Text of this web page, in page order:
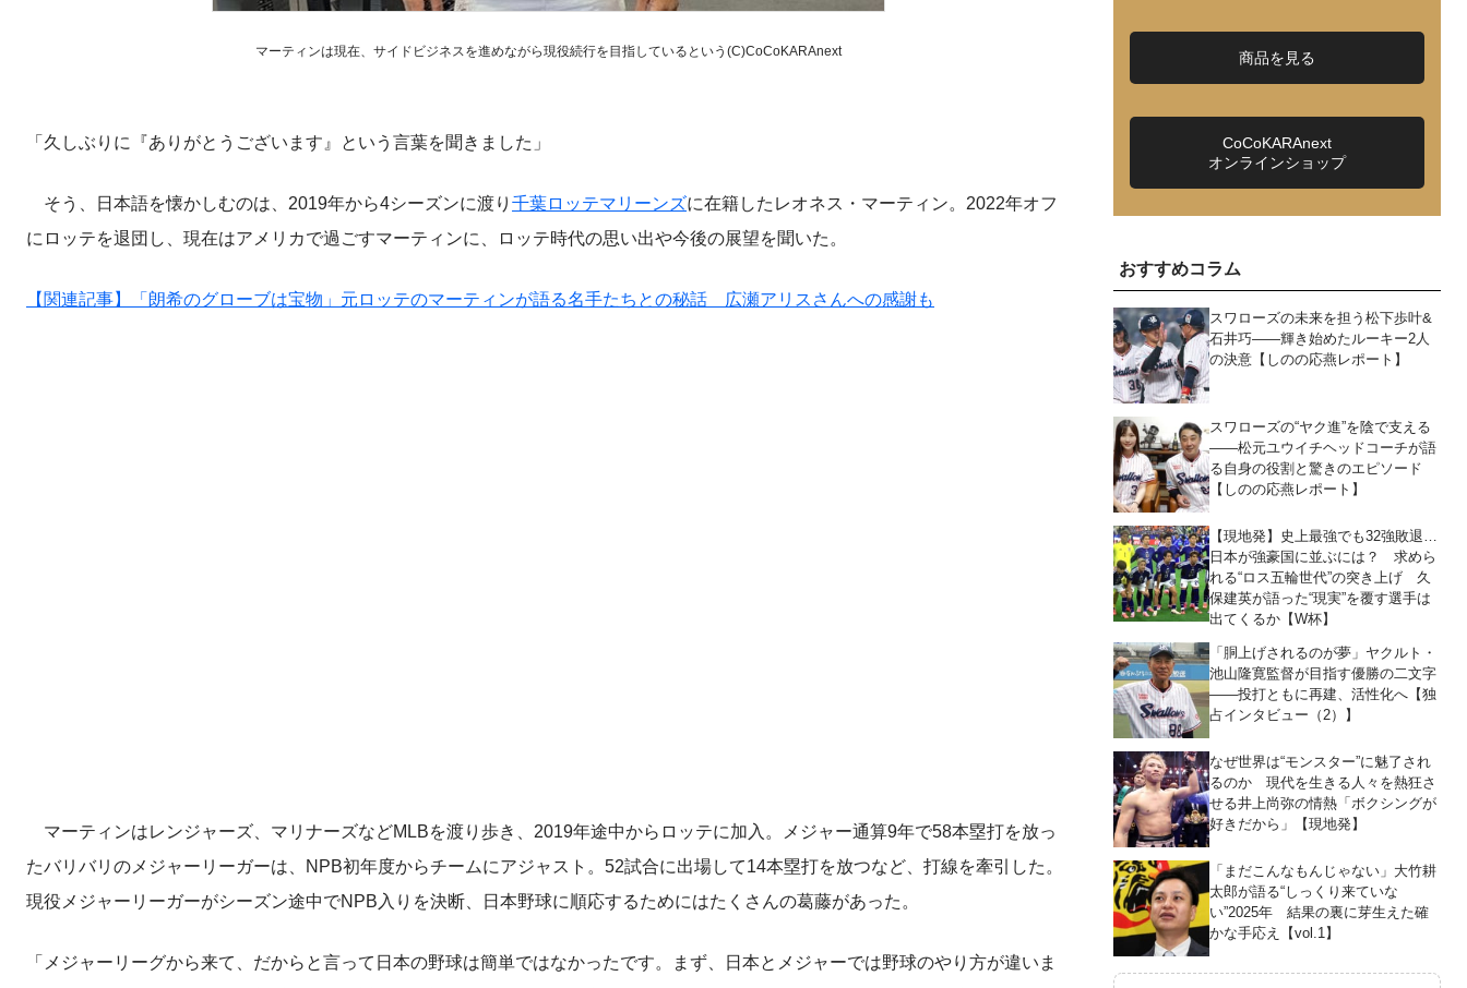
マーティンは現在、サイドビジネスを進めながら現役続行を目指しているという(C)CoCoKARAnext
「久しぶりに『ありがとうございます』という言葉を聞きました」
そう、日本語を懐かしむのは、2019年から4シーズンに渡り 千葉ロッテマリーンズに在籍したレオネス・マーティン。2022年オフ
にロッテを退団し、現在はアメリカで過ごすマーティンに、ロッテ時代の思い出や今後の展望を聞いた。
【関連記事】「朗希のグローブは宝物」元ロッテのマーティンが語る名手たちとの秘話 広瀬アリスさんへの感謝も
マーティンはレンジャーズ、マリナーズなどMLBを渡り歩き、2019年途中からロッテに加入。メジャー通算9年で58本塁打を放っ
たバリバリのメジャーリーガーは、NPB初年度からチームにアジャスト。52試合に出場して14本塁打を放つなど、打線を牽引した。
現役メジャーリーガーがシーズン途中でNPB入りを決断、日本野球に順応するためにはたくさんの葛藤があった。
「メジャーリーグから来て、だからと言って日本の野球は簡単ではなかったです。まず、日本とメジャーでは野球のやり方が違いま
商品を見る
CoCoKARAnext
オンラインショップ
おすすめコラム
スワローズの未来を担う松下歩叶&
石井巧――輝き始めたルーキー2人
の決意【しのの応燕レポート】
スワローズの“ヤク進”を陰で支える
――松元ユウイチヘッドコーチが語
る自身の役割と驚きのエピソード
【しのの応燕レポート】
【現地発】史上最強でも32強敗退…
日本が強豪国に並ぶには？ 求めら
れる“ロス五輪世代”の突き上げ 久
保建英が語った“現実”を覆す選手は
出てくるか【W杯】
「胴上げされるのが夢」ヤクルト・
池山隆寛監督が目指す優勝の二文字
――投打ともに再建、活性化へ【独
占インタビュー（2）】
なぜ世界は“モンスター”に魅了され
るのか 現代を生きる人々を熱狂さ
せる井上尚弥の情熱「ボクシングが
好きだから」【現地発】
「まだこんなもんじゃない」大竹耕
太郎が語る“しっくり来ていな
い”2025年 結果の裏に芽生えた確
かな手応え【vol.1】